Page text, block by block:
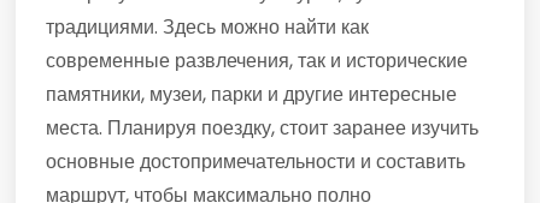
традициями. Здесь можно найти как
современные развлечения, так и исторические
памятники, музеи, парки и другие интересные
места. Планируя поездку, стоит заранее изучить
основные достопримечательности и составить
маршрут, чтобы максимально полно